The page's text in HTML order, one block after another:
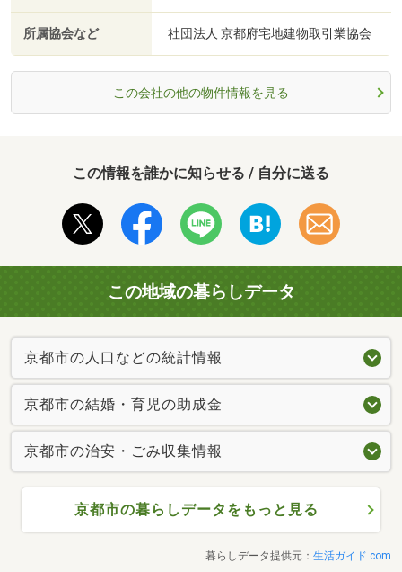
所属協会など 社団法人 京都府宅地建物取引業協会
この会社の他の物件情報を見る
この情報を誰かに知らせる / 自分に送る
この地域の暮らしデータ
京都市の人口などの統計情報
京都市の結婚・育児の助成金
京都市の治安・ごみ収集情報
京都市の暮らしデータをもっと見る
暮らしデータ提供元： 生活ガイド.com